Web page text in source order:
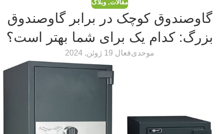
مقالات,وبلاگ
گاوصندوق کوچک در برابر گاوصندوق
بزرگ: کدام یک برای شما بهتر است؟
موحدیفعال 19 ژوئن, 2024